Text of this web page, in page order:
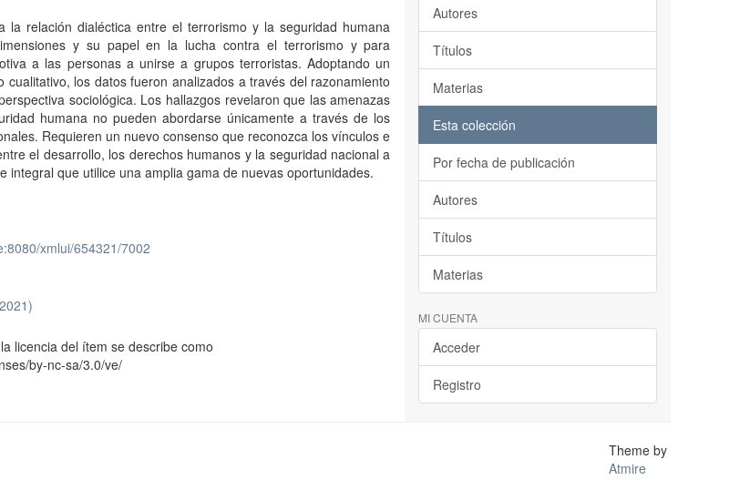
la relación dialéctica entre el terrorismo y la seguridad humana
y su papel en la lucha contra el terrorismo y para
a las personas a unirse a grupos terroristas. Adoptando un
cualitativo, los datos fueron analizados a través del razonamiento
sociológica. Los hallazgos revelaron que las amenazas
humana no pueden abordarse únicamente a través de los
Requieren un nuevo consenso que reconozca los vínculos e
el desarrollo, los derechos humanos y la seguridad nacional a
integral que utilice una amplia gama de nuevas oportunidades.
xmlui/654321/7002
licencia del ítem se describe como
by-nc-sa/3.0/ve/
Autores
Títulos
Materias
Esta colección
Por fecha de publicación
Autores
Títulos
Materias
MI CUENTA
Acceder
Registro
Theme by
Atmire